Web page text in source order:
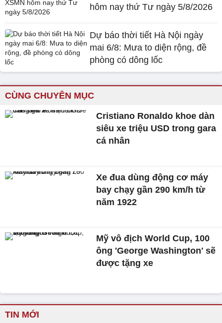
hôm nay thứ Tư ngày 5/8/2026
Dự báo thời tiết Hà Nội ngày
mai 6/8: Mưa to diện rộng, đề
phòng có dông lốc
CÙNG CHUYÊN MỤC
Cristiano Ronaldo khoe dàn
siêu xe triệu USD trong gara
cá nhân
Xe đua dùng động cơ máy
bay chạy gần 290 km/h từ
năm 1922
Mỹ vô địch World Cup, 100
ông 'George Washington' sẽ
được tặng xe
TIN MỚI